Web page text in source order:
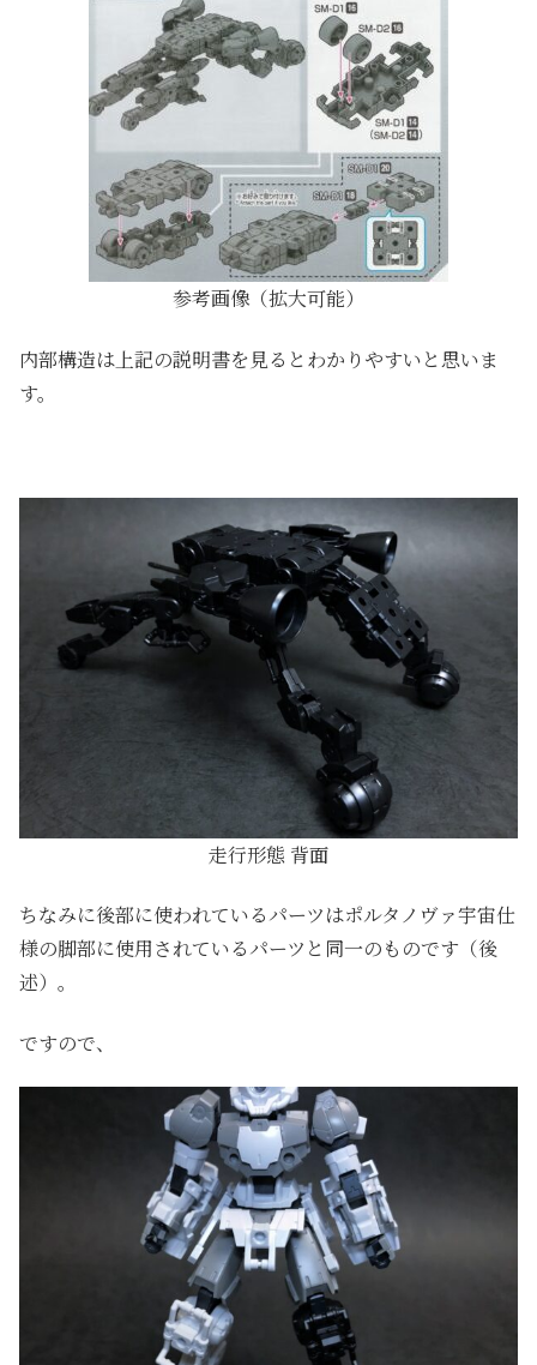
参考画像（拡大可能）
内部構造は上記の説明書を見るとわかりやすいと思いま
す。
走行形態 背面
ちなみに後部に使われているパーツはポルタノヴァ宇宙仕
様の脚部に使用されているパーツと同一のものです（後
述）。
ですので、